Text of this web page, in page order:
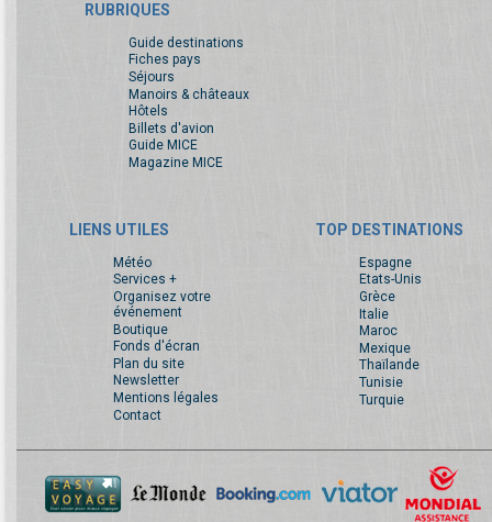
RUBRIQUES
Guide destinations
Fiches pays
Séjours
Manoirs & châteaux
Hôtels
Billets d'avion
Guide MICE
Magazine MICE
LIENS UTILES
Météo
Services +
Organisez votre
événement
Boutique
Fonds d'écran
Plan du site
Newsletter
Mentions légales
Contact
TOP DESTINATIONS
Espagne
Etats-Unis
Grèce
Italie
Maroc
Mexique
Thaïlande
Tunisie
Turquie